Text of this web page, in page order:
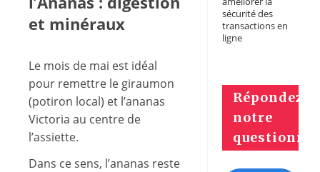
et minéraux
Le mois de mai est idéal
pour remettre le giraumon
(potiron local) et l’ananas
Victoria au centre de
l’assiette.
Dans ce sens, l’ananas reste
sécurité des
transactions en
ligne
Répondez à
notre